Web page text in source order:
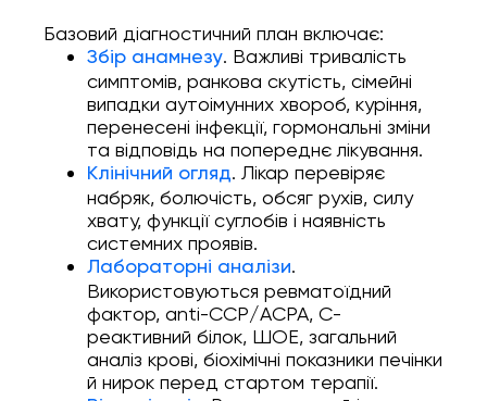
Базовий діагностичний план включає:
Збір анамнезу. Важливі тривалість
симптомів, ранкова скутість, сімейні
випадки аутоімунних хвороб, куріння,
перенесені інфекції, гормональні зміни
та відповідь на попереднє лікування.
Клінічний огляд. Лікар перевіряє
набряк, болючість, обсяг рухів, силу
хвату, функції суглобів і наявність
системних проявів.
Лабораторні аналізи.
Використовуються ревматоїдний
фактор, anti-CCP/ACPA, С-
реактивний білок, ШОЕ, загальний
аналіз крові, біохімічні показники печінки
й нирок перед стартом терапії.